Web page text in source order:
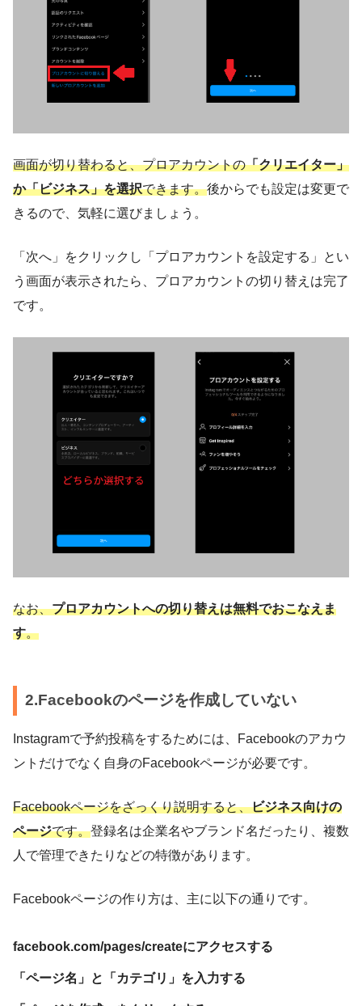
画面が切り替わると、プロアカウントの「クリエイター」
か「ビジネス」を選択できます。後からでも設定は変更で
きるので、気軽に選びましょう。
「次へ」をクリックし「プロアカウントを設定する」とい
う画面が表示されたら、プロアカウントの切り替えは完了
です。
なお、プロアカウントへの切り替えは無料でおこなえま
す。
2.Facebookのページを作成していない
Instagramで予約投稿をするためには、Facebookのアカウ
ントだけでなく自身のFacebookページが必要です。
Facebookページをざっくり説明すると、ビジネス向けの
ページです。登録名は企業名やブランド名だったり、複数
人で管理できたりなどの特徴があります。
Facebookページの作り方は、主に以下の通りです。
facebook.com/pages/createにアクセスする
「ページ名」と「カテゴリ」を入力する